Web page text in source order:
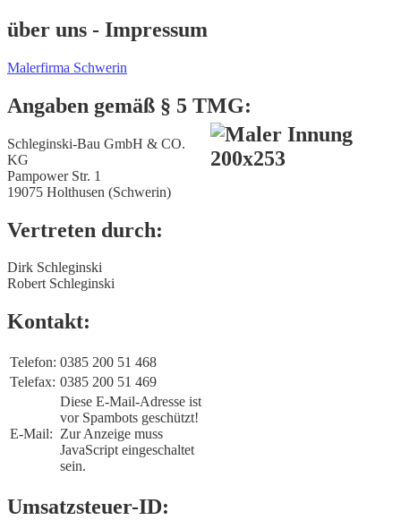
über uns - Impressum
Malerfirma Schwerin
Angaben gemäß § 5 TMG:
Schleginski-Bau GmbH & CO.
KG
Pampower Str. 1
19075 Holthusen (Schwerin)
Vertreten durch:
Dirk Schleginski
Robert Schleginski
Kontakt:
Telefon: 0385 200 51 468
Telefax: 0385 200 51 469
E-Mail:
Diese E-Mail-Adresse ist
vor Spambots geschützt!
Zur Anzeige muss
JavaScript eingeschaltet
sein.
Umsatzsteuer-ID: